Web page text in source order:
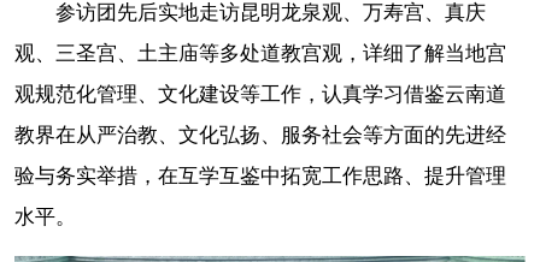
参访团先后实地走访昆明龙泉观、万寿宫、真庆
观、三圣宫、土主庙等多处道教宫观，详细了解当地宫
观规范化管理、文化建设等工作，认真学习借鉴云南道
教界在从严治教、文化弘扬、服务社会等方面的先进经
验与务实举措，在互学互鉴中拓宽工作思路、提升管理
水平。